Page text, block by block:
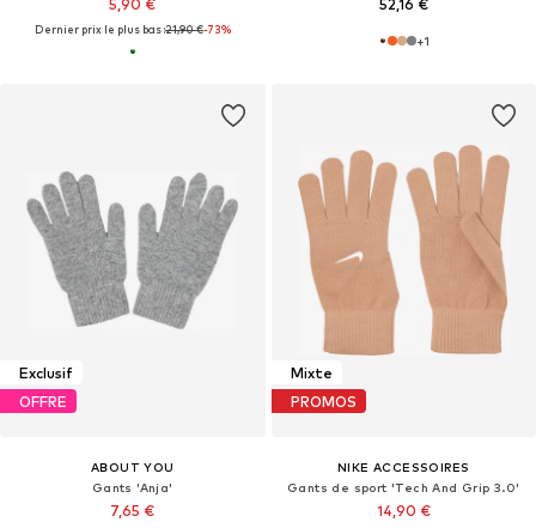
5,90 €
Dernier prix le plus bas :21,90 €-73%
52,16 €
+1
Exclusif
OFFRE
ABOUT YOU
Gants 'Anja'
7,65 €
Mixte
PROMOS
NIKE ACCESSOIRES
Gants de sport 'Tech And Grip 3.0'
14,90 €